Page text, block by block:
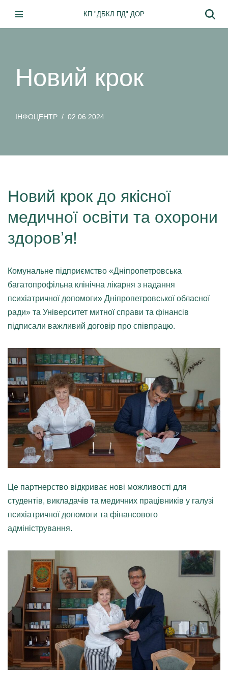
Перейти
КП "ДБКЛ ПД" ДОР
Новий крок
ІНФОЦЕНТР 02.06.2024
Новий крок до якісної
медичної освіти та охорони
здоровʼя!
Комунальне підприємство «Дніпропетровська
багатопрофільна клінічна лікарня з надання
психіатричної допомоги» Дніпропетровської обласної
ради» та Університет митної справи та фінансів
підписали важливий договір про співпрацю.
Це партнерство відкриває нові можливості для
студентів, викладачів та медичних працівників у галузі
психіатричної допомоги та фінансового
адміністрування.